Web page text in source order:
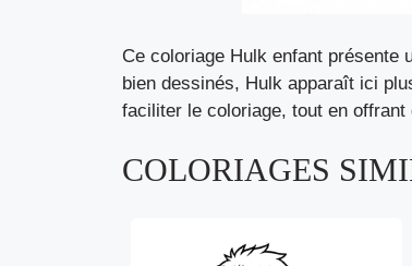
Ce coloriage Hulk enfant présente
bien dessinés, Hulk apparaît ici
faciliter le coloriage, tout en offrant
COLORIAGES